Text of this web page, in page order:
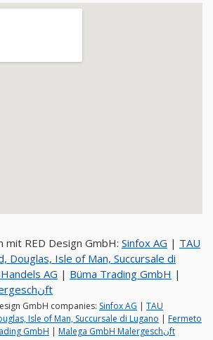
mit RED Design GmbH: Sinfox AG | TAU
Douglas, Isle of Man, Succursale di
AG | Büma Trading GmbH |
Malega GmbH Malergeschنft
GmbH companies: Sinfox AG | TAU
Isle of Man, Succursale di Lugano | Fermeto
GmbH | Malega GmbH Malergeschنft